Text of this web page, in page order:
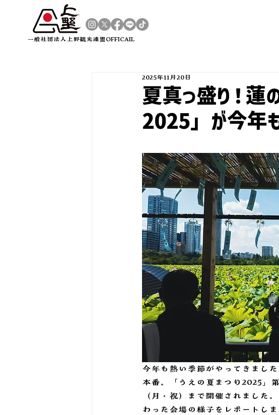
​一般社団法人上野観光連盟OFFICAIL
夏真っ盛り！蓮
2025」が今年も
2025年11月20日
今年も熱い季節がやってきまし
本番。「うえの夏まつり2025」
（月・祝）まで開催されました
わった会場の様子をレポートしま